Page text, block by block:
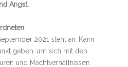
Angst.
2021 steht an. Kann
geben, um sich mit den
und Machtverhältnissen